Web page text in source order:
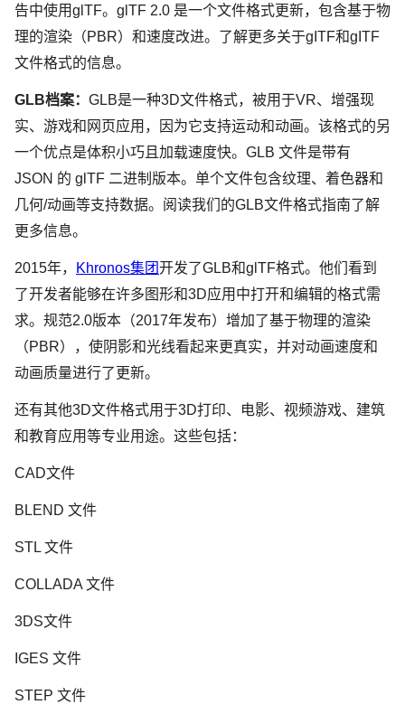
告中使用glTF。glTF 2.0 是一个文件格式更新，包含基于物
理的渲染（PBR）和速度改进。了解更多关于gITF和gITF
文件格式的信息。
GLB档案： GLB是一种3D文件格式，被用于VR、增强现
实、游戏和网页应用，因为它支持运动和动画。该格式的另
一个优点是体积小巧且加载速度快。GLB 文件是带有
JSON 的 glTF 二进制版本。单个文件包含纹理、着色器和
几何/动画等支持数据。阅读我们的GLB文件格式指南了解
更多信息。
2015年， Khronos集团开发了GLB和glTF格式。他们看到
了开发者能够在许多图形和3D应用中打开和编辑的格式需
求。规范2.0版本（2017年发布）增加了基于物理的渲染
（PBR），使阴影和光线看起来更真实，并对动画速度和
动画质量进行了更新。
还有其他3D文件格式用于3D打印、电影、视频游戏、建筑
和教育应用等专业用途。这些包括：
CAD文件
BLEND 文件
STL 文件
COLLADA 文件
3DS文件
IGES 文件
STEP 文件